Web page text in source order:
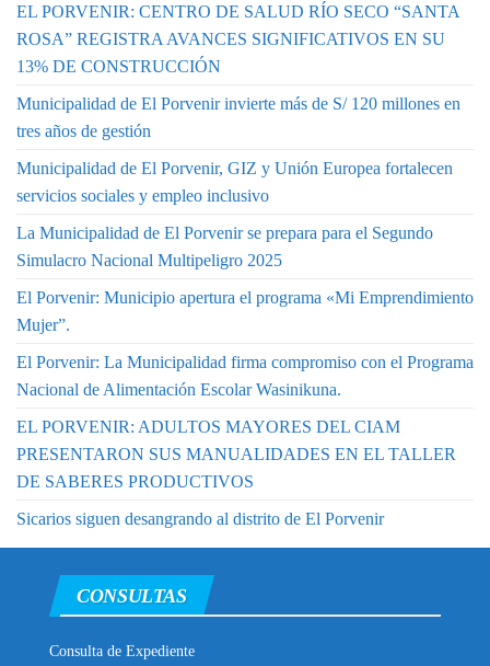
EL PORVENIR: CENTRO DE SALUD RÍO SECO “SANTA
ROSA” REGISTRA AVANCES SIGNIFICATIVOS EN SU
13% DE CONSTRUCCIÓN
Municipalidad de El Porvenir invierte más de S/ 120 millones en
tres años de gestión
Municipalidad de El Porvenir, GIZ y Unión Europea fortalecen
servicios sociales y empleo inclusivo
La Municipalidad de El Porvenir se prepara para el Segundo
Simulacro Nacional Multipeligro 2025
El Porvenir: Municipio apertura el programa «Mi Emprendimiento
Mujer”.
El Porvenir: La Municipalidad firma compromiso con el Programa
Nacional de Alimentación Escolar Wasinikuna.
EL PORVENIR: ADULTOS MAYORES DEL CIAM
PRESENTARON SUS MANUALIDADES EN EL TALLER
DE SABERES PRODUCTIVOS
Sicarios siguen desangrando al distrito de El Porvenir
CONSULTAS
Consulta de Expediente